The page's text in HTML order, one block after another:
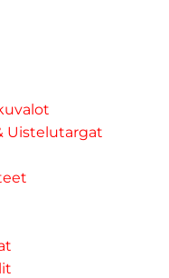
Uistelutargat